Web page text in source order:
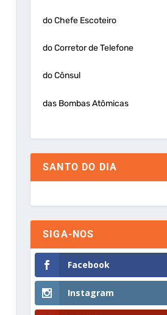
do Chefe Escoteiro
do Corretor de Telefone
do Cônsul
das Bombas Atômicas
SANTO DO DIA
SIGA-NOS
Facebook
Instagram